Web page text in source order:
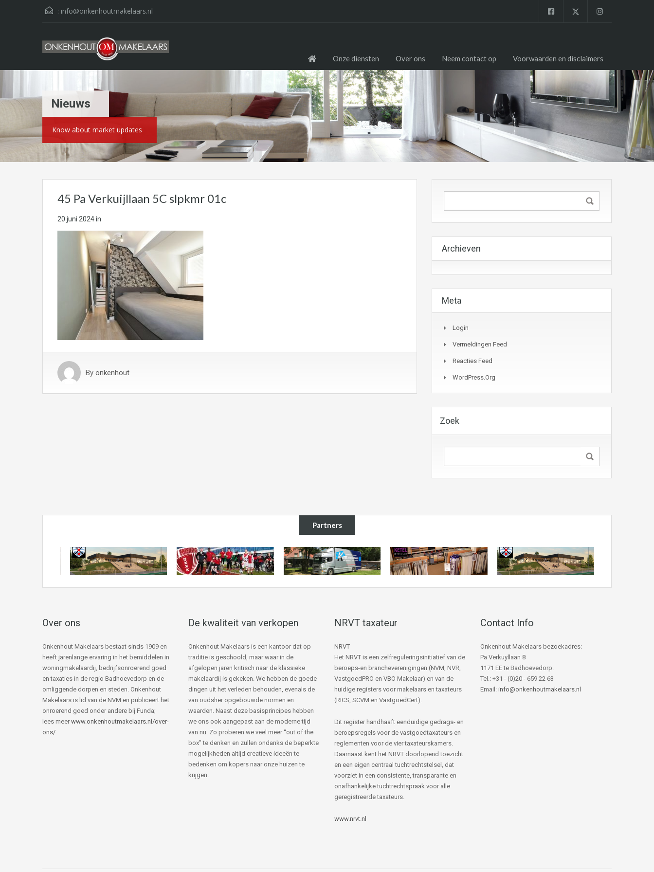
: info@onkenhoutmakelaars.nl
Onze diensten Over ons Neem contact op Voorwaarden en disclaimers
Nieuws
Know about market updates
45 Pa Verkuijllaan 5C slpkmr 01c
20 juni 2024in
By onkenhout
Archieven
Meta
Login
Vermeldingen Feed
Reacties Feed
WordPress.org
Zoek
Partners
Over ons
Onkenhout Makelaars bestaat sinds 1909 en
heeft jarenlange ervaring in het bemiddelen in
woningmakelaardij, bedrijfsonroerend goed
en taxaties in de regio Badhoevedorp en de
omliggende dorpen en steden. Onkenhout
Makelaars is lid van de NVM en publiceert het
onroerend goed onder andere bij Funda;
lees meer www.onkenhoutmakelaars.nl/over-
ons/
De kwaliteit van verkopen
Onkenhout Makelaars is een kantoor dat op
traditie is geschoold, maar waar in de
afgelopen jaren kritisch naar de klassieke
makelaardij is gekeken. We hebben de goede
dingen uit het verleden behouden, evenals de
van oudsher opgebouwde normen en
waarden. Naast deze basisprincipes hebben
we ons ook aangepast aan de moderne tijd
van nu. Zo proberen we veel meer “out of the
box” te denken en zullen ondanks de beperkte
mogelijkheden altijd creatieve ideeën te
bedenken om kopers naar onze huizen te
krijgen.
NRVT taxateur
NRVT
Het NRVT is een zelfreguleringsinitiatief van de
beroeps-en brancheverenigingen (NVM, NVR,
VastgoedPRO en VBO Makelaar) en van de
huidige registers voor makelaars en taxateurs
(RICS, SCVM en VastgoedCert).
Dit register handhaaft eenduidige gedrags- en
beroepsregels voor de vastgoedtaxateurs en
reglementen voor de vier taxateurskamers.
Daarnaast kent het NRVT doorlopend toezicht
en een eigen centraal tuchtrechtstelsel, dat
voorziet in een consistente, transparante en
onafhankelijke tuchtrechtspraak voor alle
geregistreerde taxateurs.
www.nrvt.nl
Contact Info
Onkenhout Makelaars bezoekadres:
Pa Verkuyllaan 8
1171 EE te Badhoevedorp.
Tel.: +31 - (0)20 - 659 22 63
Email: info@onkenhoutmakelaars.nl